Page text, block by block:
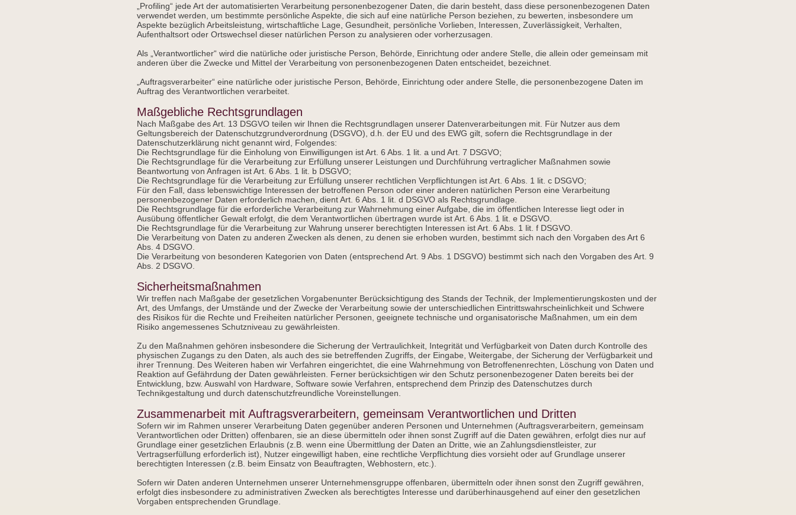
„Profiling“ jede Art der automatisierten Verarbeitung personenbezogener Daten, die darin besteht, dass diese personenbezogenen Daten
verwendet werden, um bestimmte persönliche Aspekte, die sich auf eine natürliche Person beziehen, zu bewerten, insbesondere um
Aspekte bezüglich Arbeitsleistung, wirtschaftliche Lage, Gesundheit, persönliche Vorlieben, Interessen, Zuverlässigkeit, Verhalten,
Aufenthaltsort oder Ortswechsel dieser natürlichen Person zu analysieren oder vorherzusagen.
Als „Verantwortlicher“ wird die natürliche oder juristische Person, Behörde, Einrichtung oder andere Stelle, die allein oder gemeinsam mit
anderen über die Zwecke und Mittel der Verarbeitung von personenbezogenen Daten entscheidet, bezeichnet.
„Auftragsverarbeiter“ eine natürliche oder juristische Person, Behörde, Einrichtung oder andere Stelle, die personenbezogene Daten im
Auftrag des Verantwortlichen verarbeitet.
Maßgebliche Rechtsgrundlagen
Nach Maßgabe des Art. 13 DSGVO teilen wir Ihnen die Rechtsgrundlagen unserer Datenverarbeitungen mit. Für Nutzer aus dem
Geltungsbereich der Datenschutzgrundverordnung (DSGVO), d.h. der EU und des EWG gilt, sofern die Rechtsgrundlage in der
Datenschutzerklärung nicht genannt wird, Folgendes:
Die Rechtsgrundlage für die Einholung von Einwilligungen ist Art. 6 Abs. 1 lit. a und Art. 7 DSGVO;
Die Rechtsgrundlage für die Verarbeitung zur Erfüllung unserer Leistungen und Durchführung vertraglicher Maßnahmen sowie
Beantwortung von Anfragen ist Art. 6 Abs. 1 lit. b DSGVO;
Die Rechtsgrundlage für die Verarbeitung zur Erfüllung unserer rechtlichen Verpflichtungen ist Art. 6 Abs. 1 lit. c DSGVO;
Für den Fall, dass lebenswichtige Interessen der betroffenen Person oder einer anderen natürlichen Person eine Verarbeitung
personenbezogener Daten erforderlich machen, dient Art. 6 Abs. 1 lit. d DSGVO als Rechtsgrundlage.
Die Rechtsgrundlage für die erforderliche Verarbeitung zur Wahrnehmung einer Aufgabe, die im öffentlichen Interesse liegt oder in
Ausübung öffentlicher Gewalt erfolgt, die dem Verantwortlichen übertragen wurde ist Art. 6 Abs. 1 lit. e DSGVO.
Die Rechtsgrundlage für die Verarbeitung zur Wahrung unserer berechtigten Interessen ist Art. 6 Abs. 1 lit. f DSGVO.
Die Verarbeitung von Daten zu anderen Zwecken als denen, zu denen sie erhoben wurden, bestimmt sich nach den Vorgaben des Art 6
Abs. 4 DSGVO.
Die Verarbeitung von besonderen Kategorien von Daten (entsprechend Art. 9 Abs. 1 DSGVO) bestimmt sich nach den Vorgaben des Art. 9
Abs. 2 DSGVO.
Sicherheitsmaßnahmen
Wir treffen nach Maßgabe der gesetzlichen Vorgabenunter Berücksichtigung des Stands der Technik, der Implementierungskosten und der
Art, des Umfangs, der Umstände und der Zwecke der Verarbeitung sowie der unterschiedlichen Eintrittswahrscheinlichkeit und Schwere
des Risikos für die Rechte und Freiheiten natürlicher Personen, geeignete technische und organisatorische Maßnahmen, um ein dem
Risiko angemessenes Schutzniveau zu gewährleisten.
Zu den Maßnahmen gehören insbesondere die Sicherung der Vertraulichkeit, Integrität und Verfügbarkeit von Daten durch Kontrolle des
physischen Zugangs zu den Daten, als auch des sie betreffenden Zugriffs, der Eingabe, Weitergabe, der Sicherung der Verfügbarkeit und
ihrer Trennung. Des Weiteren haben wir Verfahren eingerichtet, die eine Wahrnehmung von Betroffenenrechten, Löschung von Daten und
Reaktion auf Gefährdung der Daten gewährleisten. Ferner berücksichtigen wir den Schutz personenbezogener Daten bereits bei der
Entwicklung, bzw. Auswahl von Hardware, Software sowie Verfahren, entsprechend dem Prinzip des Datenschutzes durch
Technikgestaltung und durch datenschutzfreundliche Voreinstellungen.
Zusammenarbeit mit Auftragsverarbeitern, gemeinsam Verantwortlichen und Dritten
Sofern wir im Rahmen unserer Verarbeitung Daten gegenüber anderen Personen und Unternehmen (Auftragsverarbeitern, gemeinsam
Verantwortlichen oder Dritten) offenbaren, sie an diese übermitteln oder ihnen sonst Zugriff auf die Daten gewähren, erfolgt dies nur auf
Grundlage einer gesetzlichen Erlaubnis (z.B. wenn eine Übermittlung der Daten an Dritte, wie an Zahlungsdienstleister, zur
Vertragserfüllung erforderlich ist), Nutzer eingewilligt haben, eine rechtliche Verpflichtung dies vorsieht oder auf Grundlage unserer
berechtigten Interessen (z.B. beim Einsatz von Beauftragten, Webhostern, etc.).
Sofern wir Daten anderen Unternehmen unserer Unternehmensgruppe offenbaren, übermitteln oder ihnen sonst den Zugriff gewähren,
erfolgt dies insbesondere zu administrativen Zwecken als berechtigtes Interesse und darüberhinausgehend auf einer den gesetzlichen
Vorgaben entsprechenden Grundlage.